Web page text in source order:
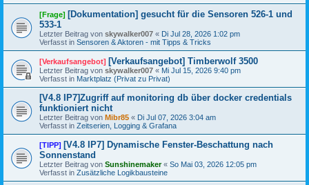
[Frage] [Dokumentation] gesucht für die Sensoren 526-1 und
533-1
Letzter Beitrag von skywalker007 « Di Jul 28, 2026 1:02 pm
Verfasst in Sensoren & Aktoren - mit Tipps & Tricks
[Verkaufsangebot] [Verkaufsangebot] Timberwolf 3500
Letzter Beitrag von skywalker007 « Mi Jul 15, 2026 9:40 pm
Verfasst in Marktplatz (Privat zu Privat)
[V4.8 IP7]Zugriff auf monitoring db über docker credentials
funktioniert nicht
Letzter Beitrag von Mibr85 « Di Jul 07, 2026 3:04 am
Verfasst in Zeitserien, Logging & Grafana
[TIPP] [V4.8 IP7] Dynamische Fenster-Beschattung nach
Sonnenstand
Letzter Beitrag von Sunshinemaker« So Mai 03, 2026 12:05 pm
Verfasst in Zusätzliche Logikbausteine